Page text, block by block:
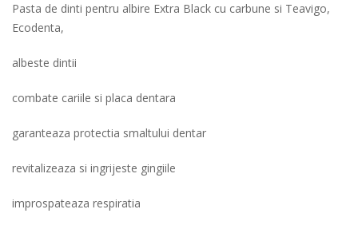
Pasta de dinti pentru albire Extra Black cu carbune si Teavigo,
Ecodenta,
albeste dintii
combate cariile si placa dentara
garanteaza protectia smaltului dentar
revitalizeaza si ingrijeste gingiile
improspateaza respiratia